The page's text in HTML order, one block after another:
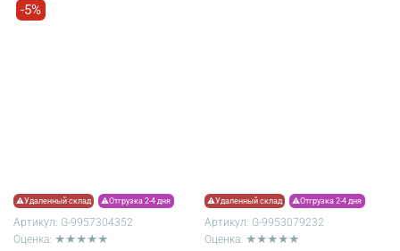
-5%
⚠Удаленный склад ⚠Отгрузка 2-4 дня
Артикул: G-9957304352
Оценка: ★★★★★
⚠Удаленный склад ⚠Отгрузка 2-4 дня
Артикул: G-9953079232
Оценка: ★★★★★